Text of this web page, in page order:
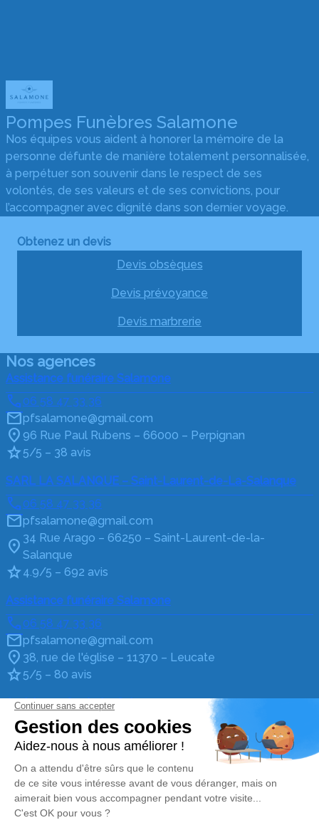
fêtes
Pompes Funèbres Salamone
Nos équipes vous aident à honorer la mémoire de la
personne défunte de manière totalement personnalisée,
à perpétuer son souvenir dans le respect de ses
volontés, de ses valeurs et de ses convictions, pour
l’accompagner avec dignité dans son dernier voyage.
Obtenez un devis
Devis obsèques
Devis prévoyance
Devis marbrerie
Nos agences
Assistance funéraire Salamone
06 58 47 33 36
pfsalamone@gmail.com
96 Rue Paul Rubens – 66000 – Perpignan
5/5 – 38 avis
SARL LA SALANQUE – Saint-Laurent-de-La-Salanque
06 58 47 33 36
pfsalamone@gmail.com
34 Rue Arago – 66250 – Saint-Laurent-de-la-
Salanque
4.9/5 – 692 avis
Assistance funéraire Salamone
06 58 47 33 36
pfsalamone@gmail.com
38, rue de l'église – 11370 – Leucate
5/5 – 80 avis
Assistance funéraire Salamone
06 58 47 33 36
pfsalamone@gmail.com
26 Avenue Annibal – 66420 – Le Barcarès
4.9/5 – 692 avis
Nos Services
Organiser des obsèques
Liens utiles